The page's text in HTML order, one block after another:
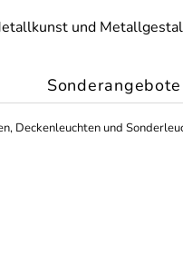
Sonderangebote
Deckenleuchten und